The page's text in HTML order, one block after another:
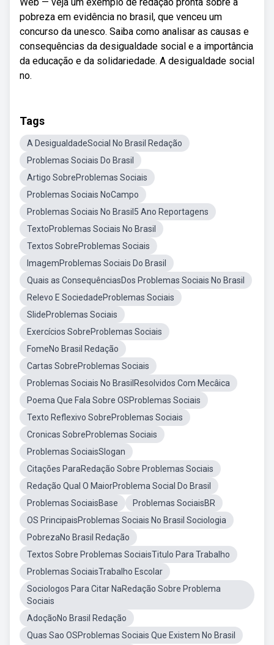
pobreza em evidência no brasil, que venceu um
concurso da unesco. Saiba como analisar as causas e
consequências da desigualdade social e a importância
da educação e da solidariedade. A desigualdade social
no.
Tags
A DesigualdadeSocial No Brasil Redação
Problemas Sociais Do Brasil
Artigo SobreProblemas Sociais
Problemas Sociais NoCampo
Problemas Sociais No Brasil5 Ano Reportagens
TextoProblemas Sociais No Brasil
Textos SobreProblemas Sociais
ImagemProblemas Sociais Do Brasil
Quais as ConsequênciasDos Problemas Sociais No Brasil
Relevo E SociedadeProblemas Sociais
SlideProblemas Sociais
Exercícios SobreProblemas Sociais
FomeNo Brasil Redação
Cartas SobreProblemas Sociais
Problemas Sociais No BrasilResolvidos Com Mecâica
Poema Que Fala Sobre OSProblemas Sociais
Texto Reflexivo SobreProblemas Sociais
Cronicas SobreProblemas Sociais
Problemas SociaisSlogan
Citações ParaRedação Sobre Problemas Sociais
Redação Qual O MaiorProblema Social Do Brasil
Problemas SociaisBase
Problemas SociaisBR
OS PrincipaisProblemas Sociais No Brasil Sociologia
PobrezaNo Brasil Redação
Textos Sobre Problemas SociaisTitulo Para Trabalho
Problemas SociaisTrabalho Escolar
Sociologos Para Citar NaRedação Sobre Problema
Sociais
AdoçãoNo Brasil Redação
Quas Sao OSProblemas Sociais Que Existem No Brasil